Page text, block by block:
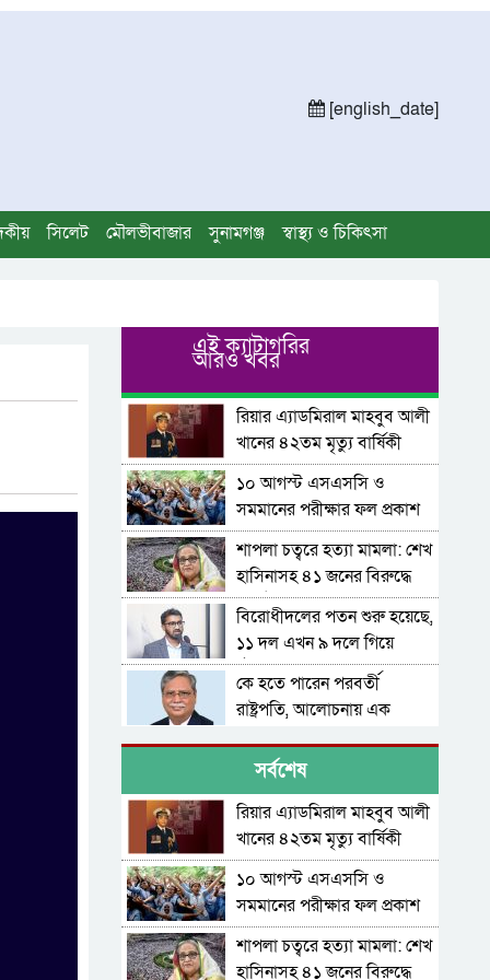
[english_date]
সিলেট মৌলভীবাজার সুনামগঞ্জ স্বাস্থ্য ও চিকিৎসা
এই ক্যাটাগরির
আরও খবর
রিয়ার এ্যাডমিরাল মাহবুব আলী
খানের ৪২তম মৃত্যু বার্ষিকী
আজ
১০ আগস্ট এসএসসি ও
সমমানের পরীক্ষার ফল প্রকাশ
শাপলা চত্বরে হত্যা মামলা: শেখ
হাসিনাসহ ৪১ জনের বিরুদ্ধে
আনুষ্ঠানিক অভিযোগ
বিরোধীদলের পতন শুরু হয়েছে,
১১ দল এখন ৯ দলে গিয়ে
ঠেকেছে: রাশেদ খান
কে হতে পারেন পরবর্তী
রাষ্ট্রপতি, আলোচনায় এক
সিলেটে আদলত চত্বরে শিশু
ফাহিমা হত্যা মামলার আসামির
ওপর ফের হামলা
এআই দিয়ে অশালীন ছবি
ছড়ানোর অভিযোগ সিলেটের
কনটেন্ট ক্রিয়েটর রাফিয়ার
শাবিপ্রবিতে শিক্ষার্থীকে মারধর:
ছাত্রদল নেতা হাসিবুর ও তারেক
বহিষ্কার, ক্যাম্পাসে নিষিদ্ধ ২
বছর
সিলেটের ভাঙাচোরা সড়ক নিয়ে
সর্বশেষ
রিয়ার এ্যাডমিরাল মাহবুব আলী
খানের ৪২তম মৃত্যু বার্ষিকী
আজ
১০ আগস্ট এসএসসি ও
সমমানের পরীক্ষার ফল প্রকাশ
শাপলা চত্বরে হত্যা মামলা: শেখ
হাসিনাসহ ৪১ জনের বিরুদ্ধে